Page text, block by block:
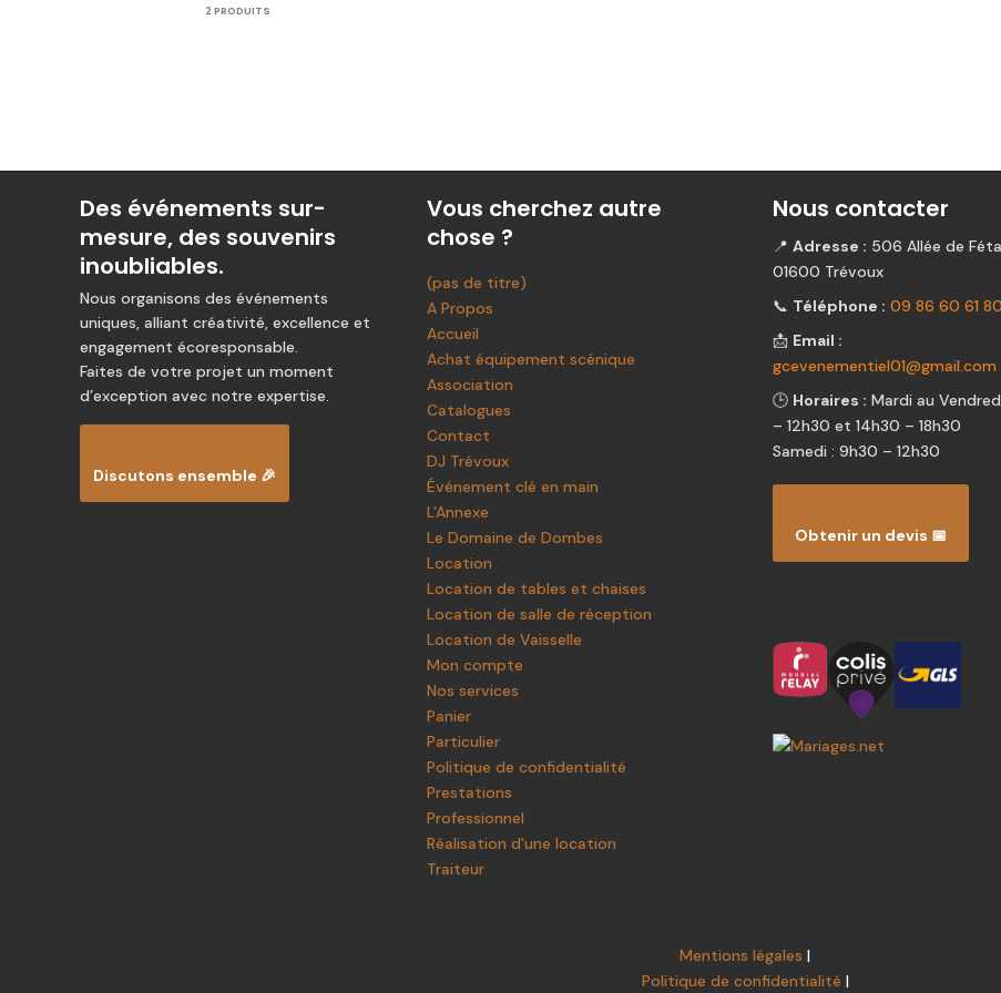
2 PRODUITS
Des événements sur-
mesure, des souvenirs
inoubliables.
Nous organisons des événements
uniques, alliant créativité, excellence et
engagement écoresponsable.
Faites de votre projet un moment
d’exception avec notre expertise.
Discutons ensemble 🎉
Vous cherchez autre
chose ?
(pas de titre)
A Propos
Accueil
Achat équipement scénique
Association
Catalogues
Contact
DJ Trévoux
Événement clé en main
L'Annexe
Le Domaine de Dombes
Location
Location de tables et chaises
Location de salle de réception
Location de Vaisselle
Mon compte
Nos services
Panier
Particulier
Politique de confidentialité
Prestations
Professionnel
Réalisation d'une location
Traiteur
Nous contacter
📍 Adresse : 506 Allée de
01600 Trévoux
📞 Téléphone : 09 86 60 61 80
📩 Email :
gcevenementiel01@gmail.com
🕒 Horaires : Mardi au
– 12h30 et 14h30 – 18h30
Samedi : 9h30 – 12h30
Obtenir un devis 📅
Mentions légales |
Politique de confidentialité |